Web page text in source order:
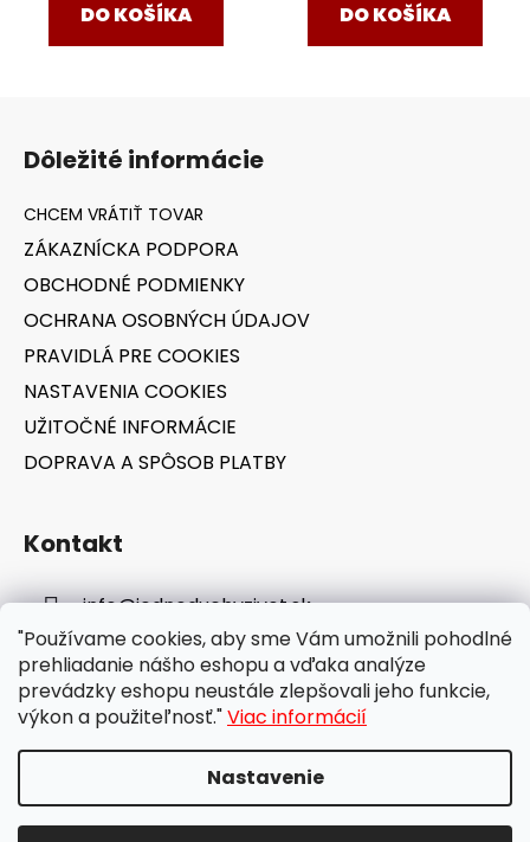
"Používame cookies, aby sme Vám umožnili pohodlné
prehliadanie nášho eshopu a vďaka analýze
prevádzky eshopu neustále zlepšovali jeho funkcie,
výkon a použiteľnosť."Viac informácií
Nastavenie
DO KOŠÍKA DO KOŠÍKA
Dôležité informácie
ZÁKAZNÍCKA PODPORA
OBCHODNÉ PODMIENKY
OCHRANA OSOBNÝCH ÚDAJOV
PRAVIDLÁ PRE COOKIES
NASTAVENIA COOKIES
UŽITOČNÉ INFORMÁCIE
DOPRAVA A SPÔSOB PLATBY
Kontakt
info@jednoduchyzivot.sk
E-shop: 0948 647 767
Vytvoril Shoptet